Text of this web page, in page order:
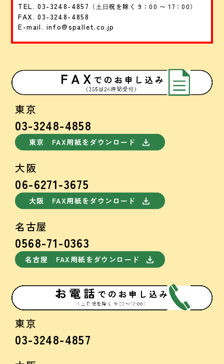
TEL. 03-3248-4857 （⼟⽇祝を除く 9：00 〜 17：00）
FAX. 03-3248-4858
E-mail. info@spallet.co.jp
東京
03-3248-4858
東京 FAX用紙をダウンロード download
大阪
06-6271-3675
大阪 FAX用紙をダウンロード download
名古屋
0568-71-0363
名古屋 FAX用紙をダウンロード download
東京
03-3248-4857